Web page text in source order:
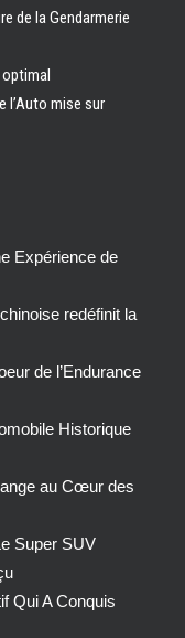
de la Gendarmerie
l’Auto mise sur
Expérience de
redéfinit la
de l’Endurance
Historique
au Cœur des
Super SUV
Qui A Conquis